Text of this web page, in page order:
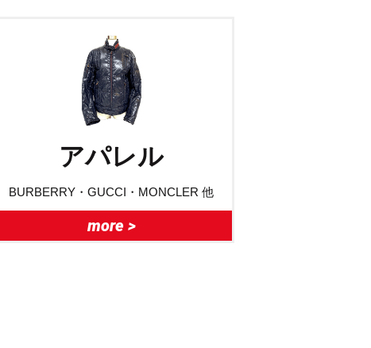
アパレル
BURBERRY・GUCCI・MONCLER 他
more >